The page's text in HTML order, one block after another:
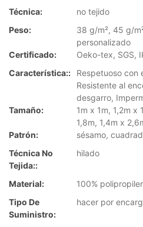
Técnica:
no tejido
Peso:
38 g/m², 45 g/
personalizado
Certificado:
Oeko-tex, SGS,
Característica::
Respetuoso con
Resistente al
desgarro,
Tamaño:
1m x 1m, 1,2m x
1,8m, 1,4m x
Patrón:
sésamo,
Técnica No
Tejida::
hilado
Material:
100%
Tipo De
Suministro:
hacer por